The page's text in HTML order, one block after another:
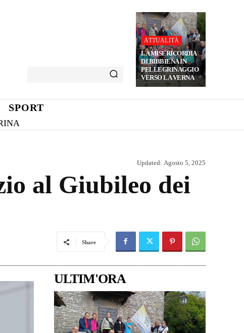
ATTUALITÀ
LA MISERICORDIA
DI BIBBIENA IN
PELLEGRINAGGIO
VERSO LA VERNA
SPORT
Updated: Agosto 5, 2025
al Giubileo dei
Share
ULTIM'ORA